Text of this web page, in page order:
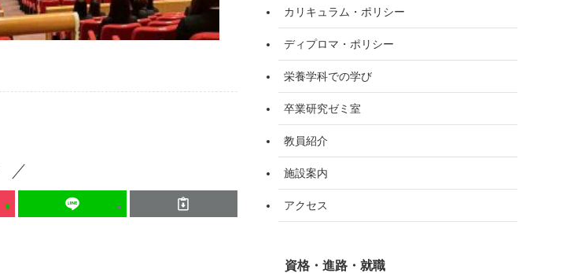
カリキュラム・ポリシー
ディプロマ・ポリシー
栄養学科での学び
卒業研究ゼミ室
教員紹介
施設案内
アクセス
資格・進路・就職